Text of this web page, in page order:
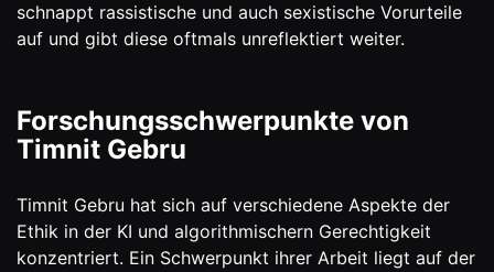
schnappt rassistische und auch sexistische Vorurteile
auf und gibt diese oftmals unreflektiert weiter.
Forschungsschwerpunkte von
Timnit Gebru
Timnit Gebru hat sich auf verschiedene Aspekte der
Ethik in der KI und algorithmischern Gerechtigkeit
konzentriert. Ein Schwerpunkt ihrer Arbeit liegt auf der